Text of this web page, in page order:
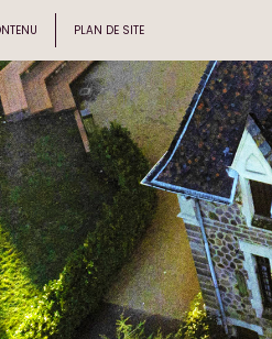
PLAN DE SITE